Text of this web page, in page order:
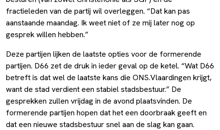
fractieleden van de partij wil overleggen. “Dat kan pas
aanstaande maandag. Ik weet niet of ze mij later nog op
gesprek willen hebben.”
Deze partijen lijken de laatste opties voor de formerende
partijen. D66 zet de druk in ieder geval op de ketel. “Wat D66
betreft is dat wel de laatste kans die ONS.Vlaardingen krijgt,
want de stad verdient een stabiel stadsbestuur.” De
gesprekken zullen vrijdag in de avond plaatsvinden. De
formerende partijen hopen dat het een doorbraak geeft en
dat een nieuwe stadsbestuur snel aan de slag kan gaan.